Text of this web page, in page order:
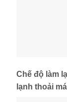
Chế độ làm
lạnh thoải